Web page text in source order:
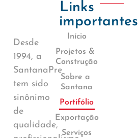
Desde
1994, a
SantanaPre
tem sido
sinônimo
de
qualidade,
Links
importantes
Início
Projetos &
Construção
Sobre a
Santana
Portifólio
Exportação
Serviços